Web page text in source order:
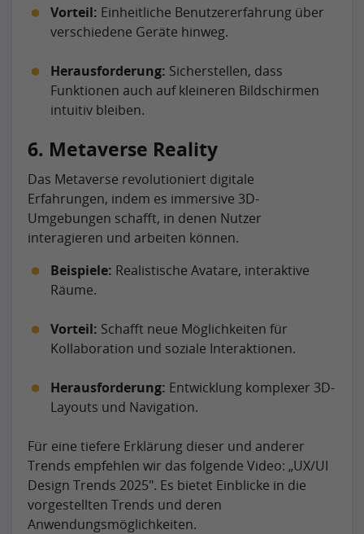
Vorteil: Einheitliche Benutzererfahrung über
verschiedene Geräte hinweg.
Herausforderung: Sicherstellen, dass
Funktionen auch auf kleineren Bildschirmen
intuitiv bleiben.
6. Metaverse Reality
Das Metaverse revolutioniert digitale
Erfahrungen, indem es immersive 3D-
Umgebungen schafft, in denen Nutzer
interagieren und arbeiten können.
Beispiele: Realistische Avatare, interaktive
Räume.
Vorteil: Schafft neue Möglichkeiten für
Kollaboration und soziale Interaktionen.
Herausforderung: Entwicklung komplexer 3D-
Layouts und Navigation.
Für eine tiefere Erklärung dieser und anderer
Trends empfehlen wir das folgende Video: „UX/UI
Design Trends 2025″. Es bietet Einblicke in die
vorgestellten Trends und deren
Anwendungsmöglichkeiten.